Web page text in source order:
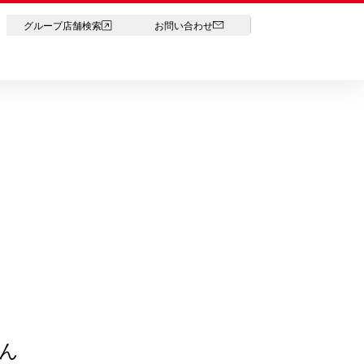
グループ店舗検索 お問い合わせ